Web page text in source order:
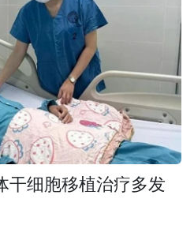
干细胞移植治疗多发